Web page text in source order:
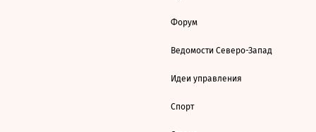
Форум
Ведомости Северо-Запад
Идеи управления
Спорт